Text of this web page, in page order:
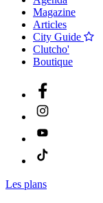
Magazine
Articles
City Guide
Clutcho'
Boutique
Les plans